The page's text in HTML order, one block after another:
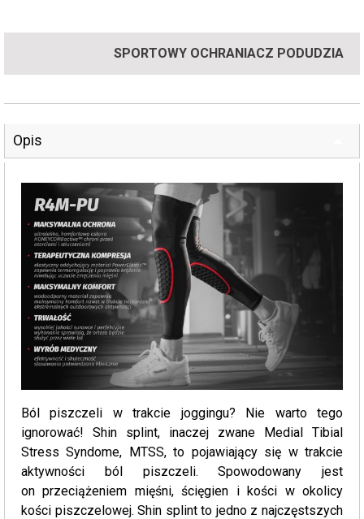
SPORTOWY OCHRANIACZ PODUDZIA
Opis
Ból piszczeli w trakcie joggingu? Nie warto tego
ignorować! Shin splint, inaczej zwane Medial Tibial
Stress Syndome, MTSS, to pojawiający się w trakcie
aktywności ból piszczeli. Spowodowany jest
on przeciążeniem mięśni, ścięgien i kości w okolicy
kości piszczelowej. Shin splint to jedno z najczęstszych